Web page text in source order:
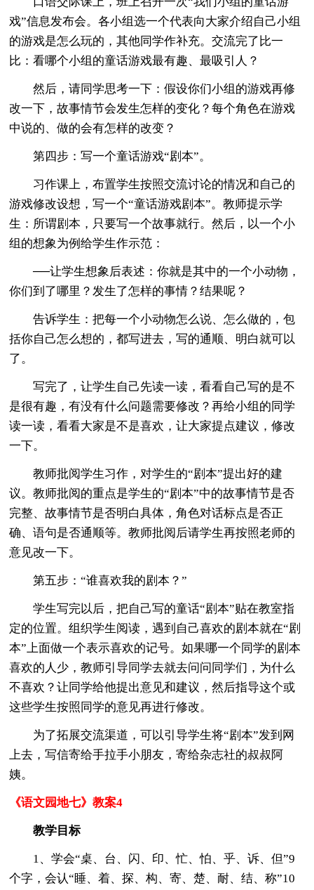
戏”信息发布会。各小组选一个代表向大家介绍自己小组
的游戏是怎么玩的，其他同学作补充。交流完了比一
比：看哪个小组的童话游戏最有趣、最吸引人？
然后，请同学思考一下：假设你们小组的游戏再修
改一下，故事情节会发生怎样的变化？每个角色在游戏
中说的、做的会有怎样的改变？
第四步：写一个童话游戏“剧本”。
习作课上，布置学生按照交流讨论的情况和自己的
游戏修改设想，写一个“童话游戏剧本”。教师提示学
生：所谓剧本，只要写一个故事就行。然后，以一个小
组的想象为例给学生作示范：
──让学生想象后表述：你就是其中的一个小动物，
你们到了哪里？发生了怎样的事情？结果呢？
告诉学生：把每一个小动物怎么说、怎么做的，包
括你自己怎么想的，都写进去，写的通顺、明白就可以
了。
写完了，让学生自己先读一读，看看自己写的是不
是很有趣，有没有什么问题需要修改？再给小组的同学
读一读，看看大家是不是喜欢，让大家提点建议，修改
一下。
教师批阅学生习作，对学生的“剧本”提出好的建
议。教师批阅的重点是学生的“剧本”中的故事情节是否
完整、故事情节是否明白具体，角色对话标点是否正
确、语句是否通顺等。教师批阅后请学生再按照老师的
意见改一下。
第五步：“谁喜欢我的剧本？”
学生写完以后，把自己写的童话“剧本”贴在教室指
定的位置。组织学生阅读，遇到自己喜欢的剧本就在“剧
本”上面做一个表示喜欢的记号。如果哪一个同学的剧本
喜欢的人少，教师引导同学去就去问问同学们，为什么
不喜欢？让同学给他提出意见和建议，然后指导这个或
这些学生按照同学的意见再进行修改。
为了拓展交流渠道，可以引导学生将“剧本”发到网
上去，写信寄给手拉手小朋友，寄给杂志社的叔叔阿
姨。
《语文园地七》教案4
教学目标
1、学会“桌、台、闪、印、忙、怕、乎、诉、但”9
个字，会认“睡、着、探、构、寄、楚、耐、结、称”10